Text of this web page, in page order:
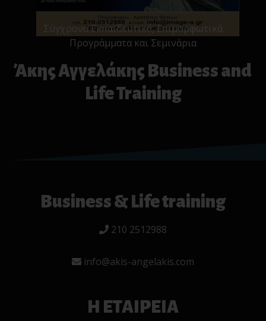
Σύγχρονα Εκπαιδευτικά, Επιμορφωτικά
Προγράμματα και Σεμινάρια
Άκης Αγγελάκης Business and
Life Training
Business & Life training
210 2512988
info@akis-angelakis.com
Η ΕΤΑΙΡΕΙΑ